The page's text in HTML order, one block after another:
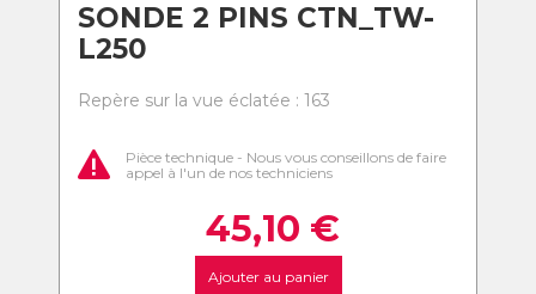
SONDE 2 PINS CTN_TW-
L250
Repère sur la vue éclatée : 163
Pièce technique - Nous vous conseillons de faire
appel à l'un de nos techniciens
45,10 €
Ajouter au panier